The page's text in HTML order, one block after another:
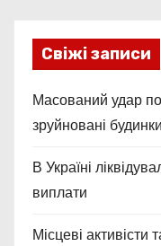
Свіжі записи
Масований удар
зруйновані будинки
В Україні
виплати
Місцеві активісти